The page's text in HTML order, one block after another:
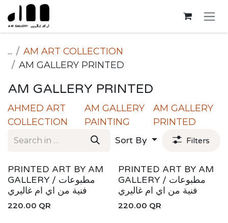
Skip to Content
...
AM ART COLLECTION
AM GALLERY PRINTED
AM GALLERY PRINTED
AHMED ART
COLLECTION
AM GALLERY
PAINTING
AM GALLERY
PRINTED
Sort By
Filters
New!
PRINTED ART BY AM
GALLERY / مطبوعات
فنية من اي ام غاليري
220.00 QR
New!
PRINTED ART BY AM
GALLERY / مطبوعات
فنية من اي ام غاليري
220.00 QR